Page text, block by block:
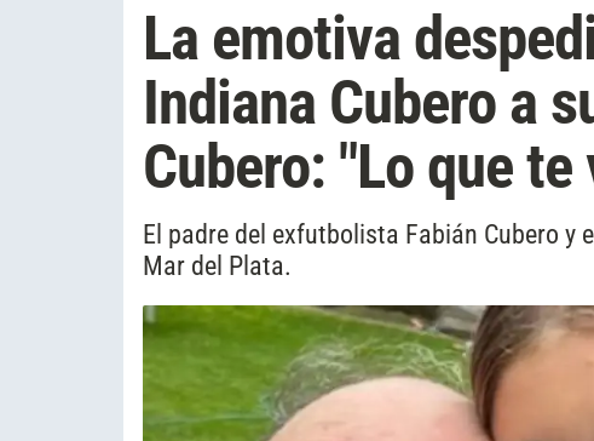
La emotiva
Indiana Cubero a
Cubero: "Lo que
El padre del exfutbolista Fabián Cubero y
Mar del Plata.